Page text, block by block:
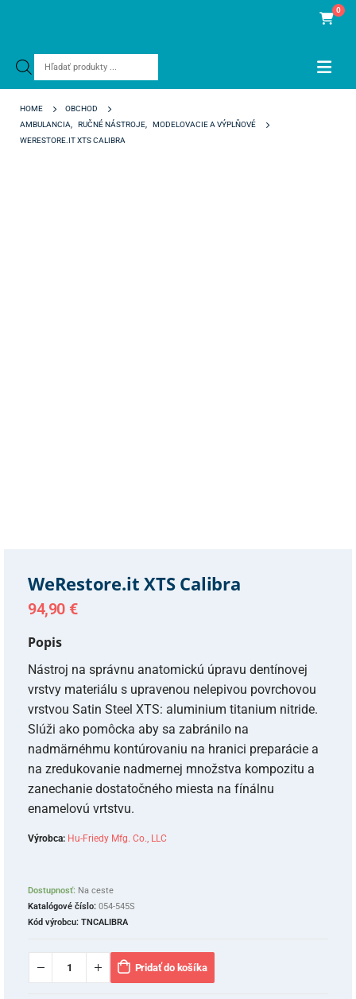
Products
0
HOME
OBCHOD
AMBULANCIA
RUČNÉ NÁSTROJE
MODELOVACIE A VÝPLŇOVÉ
WERESTORE.IT XTS CALIBRA
WeRestore.it XTS Calibra
94,90 €
Popis
Nástroj na správnu anatomickú úpravu dentínovej
vrstvy materiálu s upravenou nelepivou povrchovou
vrstvou Satin Steel XTS: aluminium titanium nitride.
Slúži ako pomôcka aby sa zabránilo na
nadmärnéhmu kontúrovaniu na hranici preparácie a
na zredukovanie nadmernej množstva kompozitu a
zanechanie dostatočného miesta na fínálnu
enamelovú vrtstvu.
Výrobca: Hu-Friedy Mfg. Co., LLC
Dostupnosť: Na ceste
Katalógové číslo: 054-545S
Kód výrobcu: TNCALIBRA
Pridať do košíka